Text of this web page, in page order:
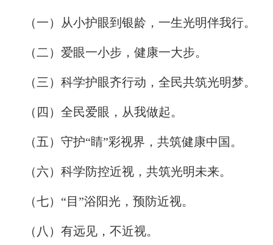
（一）从小护眼到银龄，一生光明伴我行。
（二）爱眼一小步，健康一大步。
（三）科学护眼齐行动，全民共筑光明梦。
（四）全民爱眼，从我做起。
（五）守护“睛”彩视界，共筑健康中国。
（六）科学防控近视，共筑光明未来。
（七）“目”浴阳光，预防近视。
（八）有远见，不近视。